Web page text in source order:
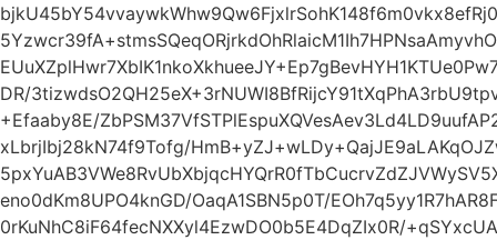
DR/
+Efaaby8E/
xLbrjIbj28kN74f9Tofg/
eno0dKm8UPO4knGD/OaqA1SBN5p0T/
0rKuNhC8iF64fecNXXyl4EzwDO0b5E4DqZIx0R/